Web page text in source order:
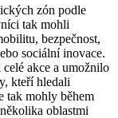
zón podle
tak mohli
bezpečnost,
sociální inovace.
akce a umožnilo
kteří hledali
tak mohly během
oblastmi